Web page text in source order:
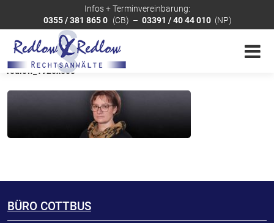
Infos + Terminvereinbarung:
0355 / 381 865 0 (CB) – 03391 / 40 44 010 (NP)
Sie sind hier:Startseite »Rechtsanwälte
title_a-
redlow_1920x500
BÜRO COTTBUS